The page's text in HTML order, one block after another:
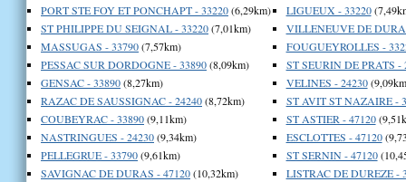
PORT STE FOY ET PONCHAPT - 33220(6,29km)
ST PHILIPPE DU SEIGNAL - 33220(7,01km)
MASSUGAS - 33790(7,57km)
PESSAC SUR DORDOGNE - 33890(8,09km)
GENSAC - 33890(8,27km)
RAZAC DE SAUSSIGNAC - 24240(8,72km)
COUBEYRAC - 33890(9,11km)
NASTRINGUES - 24230(9,34km)
PELLEGRUE - 33790(9,61km)
SAVIGNAC DE DURAS - 47120(10,32km)
LIGUEUX - 33220
VILLENEUVE DE
FOUGUEYROLLES -
ST SEURIN DE PRATS -
VELINES - 24230
ST AVIT ST NAZAIRE -
ST ASTIER - 47120
ESCLOTTES - 47120
ST SERNIN - 47120
LISTRAC DE DUREZE -